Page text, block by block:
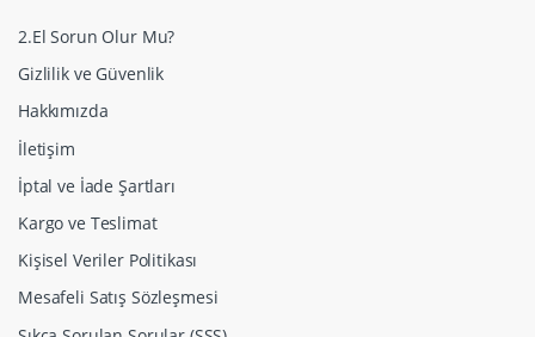
2.El Sorun Olur Mu?
Gizlilik ve Güvenlik
Hakkımızda
İletişim
İptal ve İade Şartları
Kargo ve Teslimat
Kişisel Veriler Politikası
Mesafeli Satış Sözleşmesi